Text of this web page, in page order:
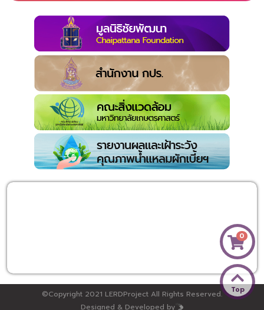
0
Top
©Copyright 2021 LERDProject All Rights Reserved.
Designed & Developed by